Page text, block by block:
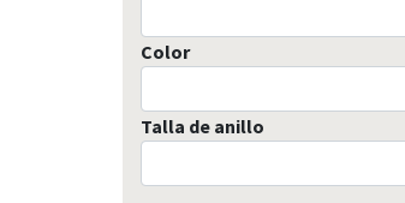
Color
Talla de anillo